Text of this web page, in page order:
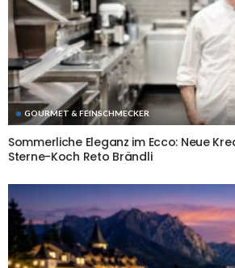
GOURMET & FEINSCHMECKER
Sommerliche Eleganz im Ecco: Neue
Sterne-Koch Reto Brändli